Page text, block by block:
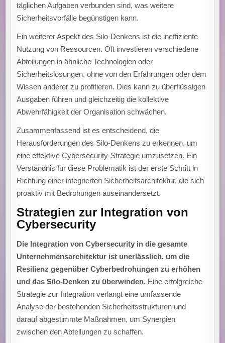
täglichen Aufgaben verbunden sind, was weitere
Sicherheitsvorfälle begünstigen kann.
Ein weiterer Aspekt des Silo-Denkens ist die ineffiziente
Nutzung von Ressourcen. Oft investieren verschiedene
Abteilungen in ähnliche Technologien oder
Sicherheitslösungen, ohne von den Erfahrungen oder dem
Wissen anderer zu profitieren. Dies kann zu überflüssigen
Ausgaben führen und gleichzeitig die kollektive
Abwehrfähigkeit der Organisation schwächen.
Zusammenfassend ist es entscheidend, die
Herausforderungen des Silo-Denkens zu erkennen, um
eine effektive Cybersecurity-Strategie umzusetzen. Ein
Verständnis für diese Problematik ist der erste Schritt in
Richtung einer integrierten Sicherheitsarchitektur, die sich
proaktiv mit Bedrohungen auseinandersetzt.
Strategien zur Integration von
Cybersecurity
Die Integration von Cybersecurity in die gesamte
Unternehmensarchitektur ist unerlässlich, um die
Resilienz gegenüber Cyberbedrohungen zu erhöhen
und das Silo-Denken zu überwinden. Eine erfolgreiche
Strategie zur Integration verlangt eine umfassende
Analyse der bestehenden Sicherheitsstrukturen und
darauf abgestimmte Maßnahmen, um Synergien
zwischen den Abteilungen zu schaffen.